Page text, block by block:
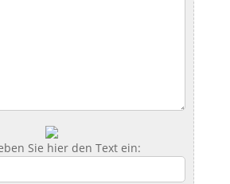
Sie hier den Text ein: